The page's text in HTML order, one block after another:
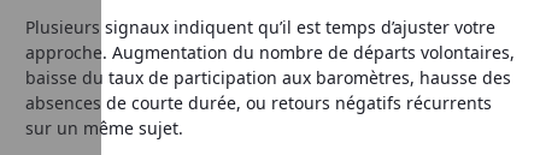
Plusieurs signaux indiquent qu’il est temps d’ajuster votre
approche. Augmentation du nombre de départs volontaires,
baisse du taux de participation aux baromètres, hausse des
absences de courte durée, ou retours négatifs récurrents
sur un même sujet.